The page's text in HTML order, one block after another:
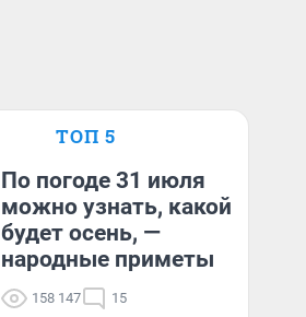
ТОП 5
По погоде 31 июля
можно узнать, какой
будет осень, —
народные приметы
158 147 15